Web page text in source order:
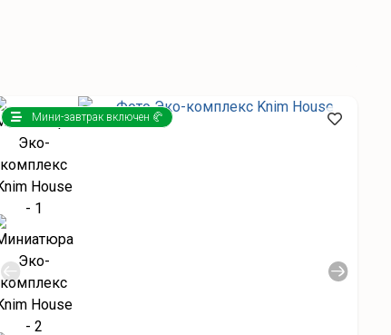
Мини-завтрак включен 🥐